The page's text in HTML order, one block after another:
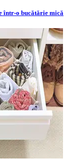
într-o bucătărie mică